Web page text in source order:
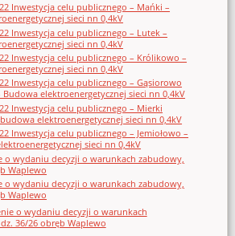
Inwestycja celu publicznego – Mańki –
sieci nn 0,4kV
Inwestycja celu publicznego – Lutek –
sieci nn 0,4kV
Inwestycja celu publicznego – Królikowo –
sieci nn 0,4kV
Inwestycja celu publicznego – Gąsiorowo
Budowa elektroenergetycznej sieci nn 0,4kV
Inwestycja celu publicznego – Mierki
elektroenergetycznej sieci nn 0,4kV
Inwestycja celu publicznego – Jemiołowo –
sieci nn 0,4kV
o wydaniu decyzji o warunkach zabudowy,
Waplewo
o wydaniu decyzji o warunkach zabudowy,
Waplewo
o wydaniu decyzji o warunkach
36/26 obręb Waplewo